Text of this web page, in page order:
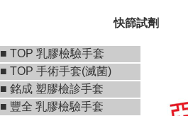
快篩試劑
■ TOP 乳膠檢驗手套
■ TOP 手術手套(滅菌)
■ 銘成 塑膠檢診手套
■ 豐全 乳膠檢驗手套